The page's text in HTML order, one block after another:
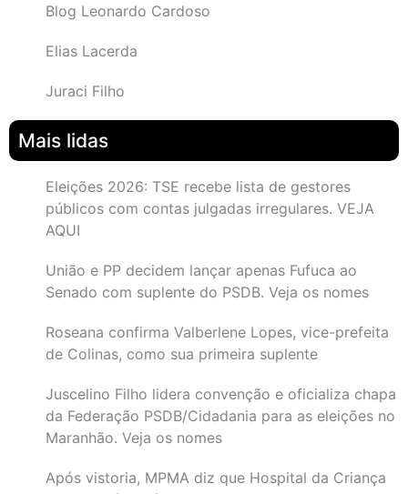
Blog Leonardo Cardoso
Elias Lacerda
Juraci Filho
Mais lidas
Eleições 2026: TSE recebe lista de gestores
públicos com contas julgadas irregulares. VEJA
AQUI
União e PP decidem lançar apenas Fufuca ao
Senado com suplente do PSDB. Veja os nomes
Roseana confirma Valberlene Lopes, vice-prefeita
de Colinas, como sua primeira suplente
Juscelino Filho lidera convenção e oficializa chapa
da Federação PSDB/Cidadania para as eleições no
Maranhão. Veja os nomes
Após vistoria, MPMA diz que Hospital da Criança